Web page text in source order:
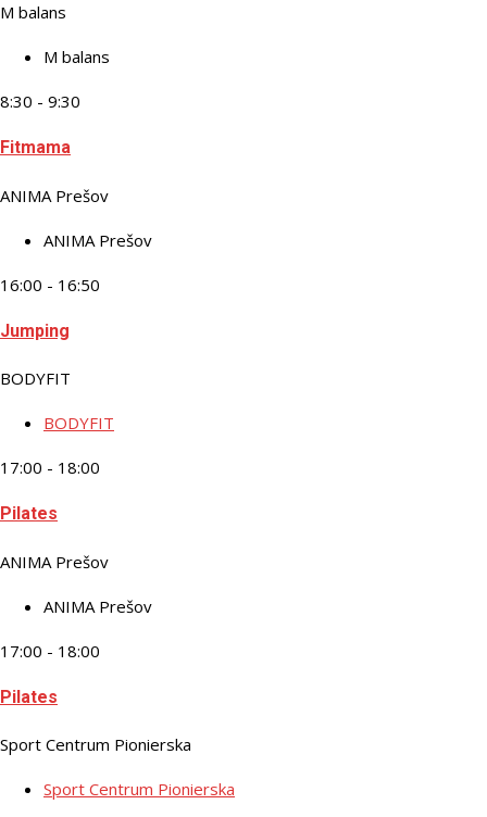
M balans
M balans
8:30 - 9:30
Fitmama
ANIMA Prešov
ANIMA Prešov
16:00 - 16:50
Jumping
BODYFIT
BODYFIT
17:00 - 18:00
Pilates
ANIMA Prešov
ANIMA Prešov
17:00 - 18:00
Pilates
Sport Centrum Pionierska
Sport Centrum Pionierska